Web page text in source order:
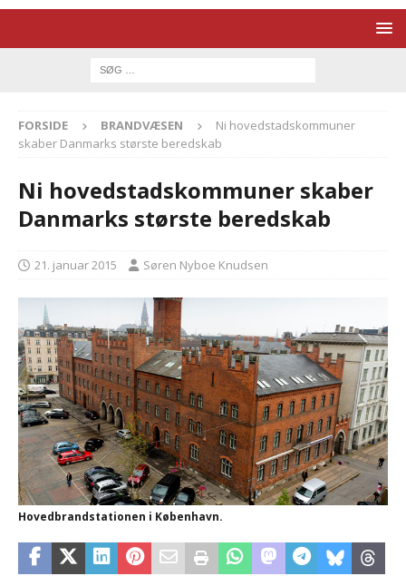
FORSIDE BRANDVÆSEN
Ni hovedstadskommuner
skaber Danmarks største beredskab
Ni hovedstadskommuner skaber
Danmarks største beredskab
21. januar 2015 Søren Nyboe Knudsen
Hovedbrandstationen i København.